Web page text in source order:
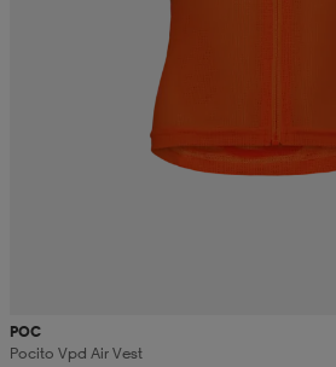
POC
Pocito Vpd Air Vest